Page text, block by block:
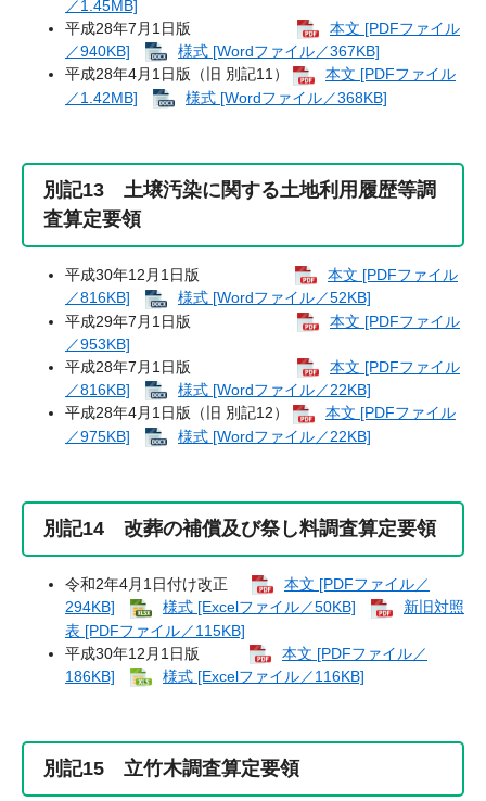
／1.45MB]
平成28年7月1日版
本文 [PDFファイル
／940KB]
様式 [Wordファイル／367KB]
平成28年4月1日版（旧 別記11）
本文 [PDFファイル
／1.42MB]
様式 [Wordファイル／368KB]
別記13 土壌汚染に関する土地利用履歴等調
査算定要領
平成30年12月1日版
本文 [PDFファイル
／816KB]
様式 [Wordファイル／52KB]
平成29年7月1日版
本文 [PDFファイル
／953KB]
平成28年7月1日版
本文 [PDFファイル
／816KB]
様式 [Wordファイル／22KB]
平成28年4月1日版（旧 別記12）
本文 [PDFファイル
／975KB]
様式 [Wordファイル／22KB]
別記14 改葬の補償及び祭し料調査算定要領
令和2年4月1日付け改正
本文 [PDFファイル／
294KB]
様式 [Excelファイル／50KB]
新旧対照
表 [PDFファイル／115KB]
平成30年12月1日版
本文 [PDFファイル／
186KB]
様式 [Excelファイル／116KB]
別記15 立竹木調査算定要領